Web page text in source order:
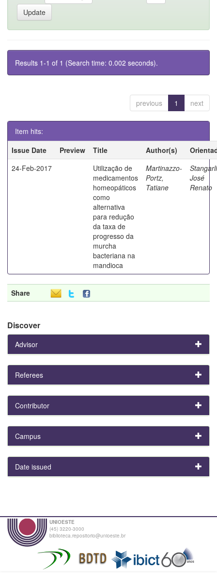
Results 1-1 of 1 (Search time: 0.002 seconds).
previous 1 next
Item hits:
Issue Date
Preview Title Author(s)
24-Feb-2017
Utilização de
medicamentos
homeopáticos
como
alternativa
para redução
da taxa de
progresso da
murcha
bacteriana na
mandioca
Martinazzo-
Portz,
Tatiane
José
Renato
Share
Discover
Advisor
Referees
Contributor
Campus
Date issued
UNIOESTE
(45) 3220-3000
biblioteca.repositorio@unioeste.br